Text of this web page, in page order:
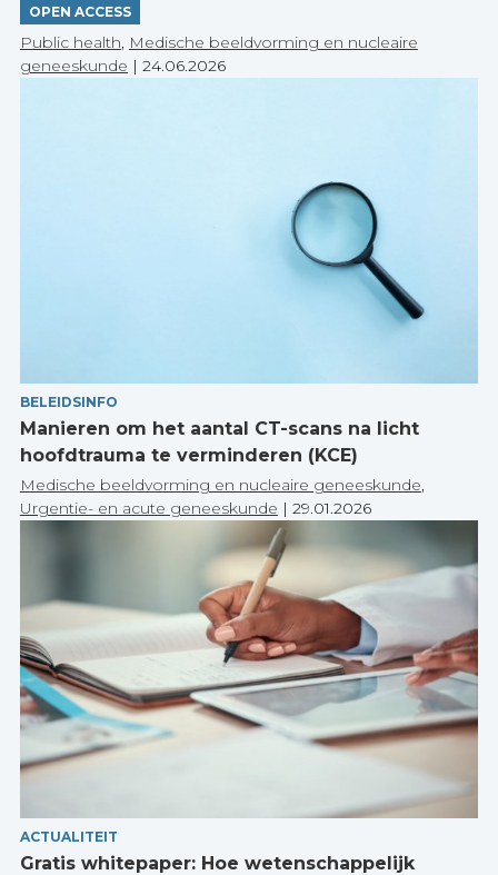
OPEN ACCESS
Public health, Medische beeldvorming en nucleaire
geneeskunde | 24.06.2026
BELEIDSINFO
Manieren om het aantal CT-scans na licht
hoofdtrauma te verminderen (KCE)
Medische beeldvorming en nucleaire geneeskunde,
Urgentie- en acute geneeskunde | 29.01.2026
ACTUALITEIT
Gratis whitepaper: Hoe wetenschappelijk